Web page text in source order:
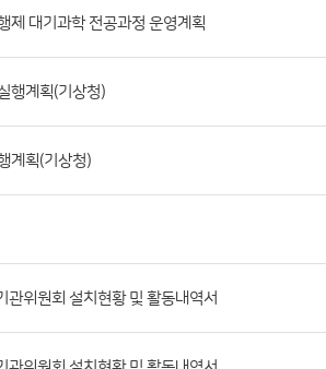
제 대기과학 전공과정 운영계획
행계획(기상청)
계획(기상청)
위원회 설치현황 및 활동내역서